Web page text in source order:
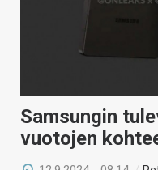
Samsungin
vuotojen